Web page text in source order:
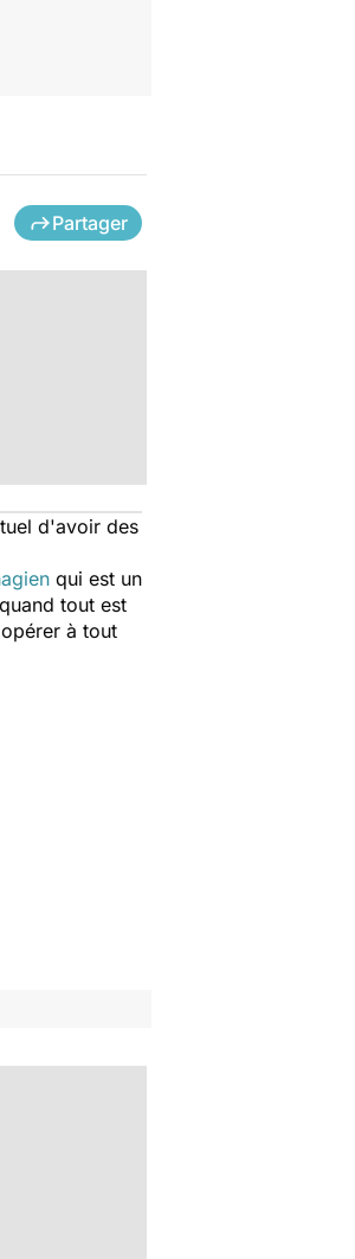
Partager
d'avoir des
qui est un
tout est
à tout